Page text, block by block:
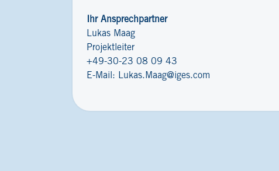
Ihr Ansprechpartner
Lukas Maag
Projektleiter
+49-30-23 08 09 43
E-Mail: Lukas.Maag@iges.com